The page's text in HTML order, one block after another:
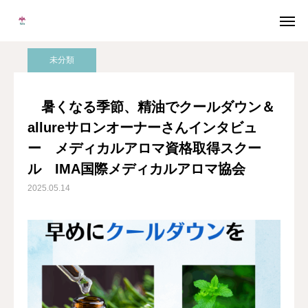
未分類
暑くなる季節、精油でクールダウン＆
allureサロンオーナーさんインタビュ
ー メディカルアロマ資格取得スクー
ル IMA国際メディカルアロマ協会
2025.05.14
Instagram Facebook
無料個別相談
協会概要
メディカルアロマとは
卒業生の声